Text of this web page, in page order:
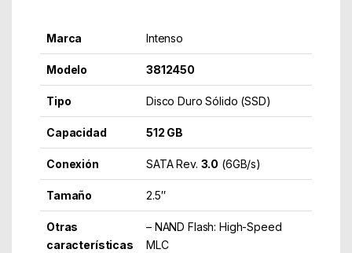
Marca Intenso
Modelo 3812450
Tipo Disco Duro Sólido (SSD)
Capacidad 512 GB
Conexión SATA Rev. 3.0 (6GB/s)
Tamaño 2.5″
Otras
características
– NAND Flash: High-Speed
MLC